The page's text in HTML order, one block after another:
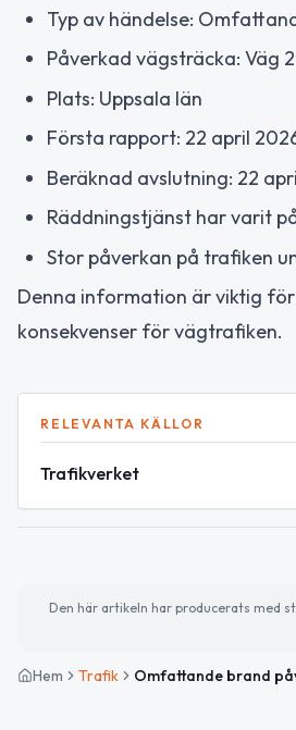
Typ av händelse:
Påverkad vägsträcka: Väg
Plats: Uppsala län
Första rapport: 22 april
Beräknad avslutning: 22
Räddningstjänst har varit
Stor påverkan på trafiken
Denna information är viktig
konsekvenser för vägtrafiken.
RELEVANTA KÄLLOR
Trafikverket
Den här artikeln har producerats med
Hem Trafik